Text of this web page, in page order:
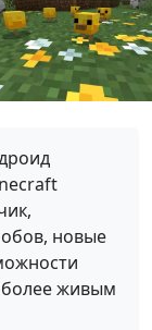
новые
более живым